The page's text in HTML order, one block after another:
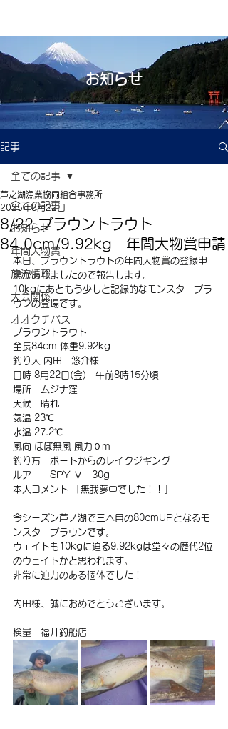
お知らせ
記事
全ての記事
お知らせ
年間大物賞
放流情報
大会関係
オオクチバス
全ての記事
8/22 ブラウントラウト
84.0cm/9.92kg 年間大物賞申請
芦之湖漁業協同組合事務所
2025年8月22日
本日、ブラウントラウトの年間大物賞の登録申
請がありましたので報告します。
10kgにあともう少しと記録的なモンスターブラ
ウンの登場です。
ブラウントラウト
全長84cm 体重9.92kg
釣り人 内田　悠介様
日時 8月22日(金)　午前8時15分頃
場所　ムジナ窪
天候　晴れ
気温 23℃
水温 27.2℃
風向 ほぼ無風 風力０m
釣り方　ボートからのレイクジギング
ルアー　SPY Ⅴ　30g
本人コメント 「無我夢中でした！！」
今シーズン芦ノ湖で三本目の80cmUPとなるモ
ンスターブラウンです。
ウェイトも10kgに迫る9.92kgは堂々の歴代2位
のウェイトかと思われます。
非常に迫力のある個体でした！
内田様、誠におめでとうございます。
検量　福井釣船店